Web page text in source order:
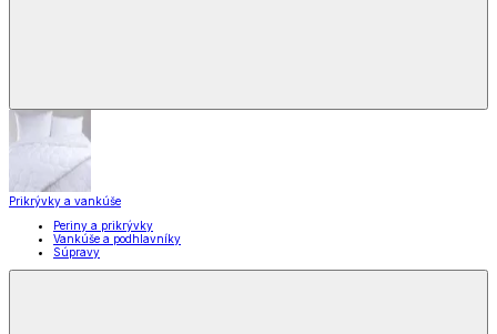
Prikrývky a vankúše
Periny a prikrývky
Vankúše a podhlavníky
Súpravy